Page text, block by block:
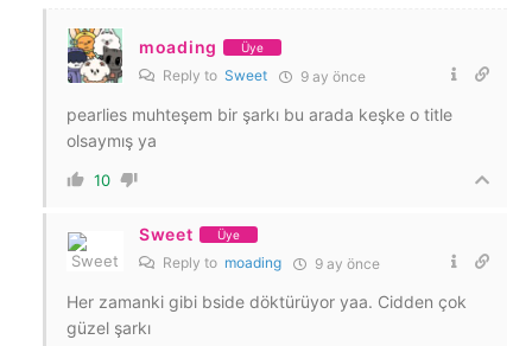
moading Üye
Reply to Sweet 9 ay önce
pearlies muhteşem bir şarkı bu arada keşke o title
olsaymış ya
10
Sweet Üye
Reply to moading 9 ay önce
Her zamanki gibi bside döktürüyor yaa. Cidden çok
güzel şarkı